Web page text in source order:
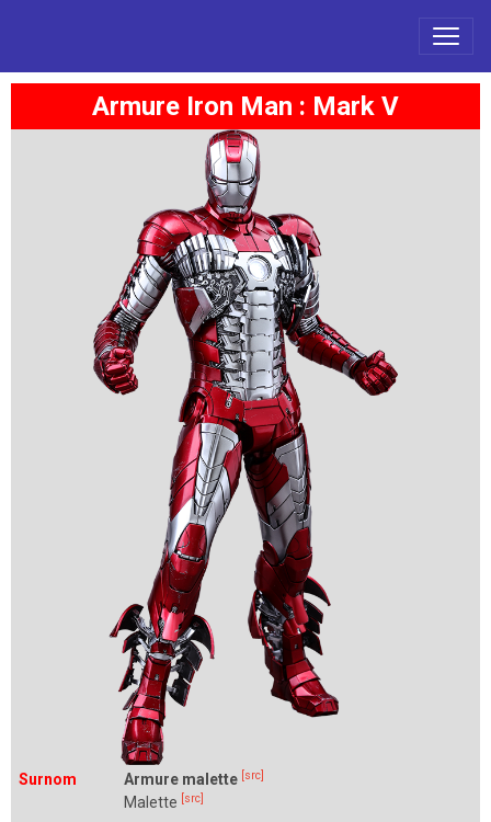
Armure Iron Man : Mark V
Surnom Armure malette [src]
Malette [src]